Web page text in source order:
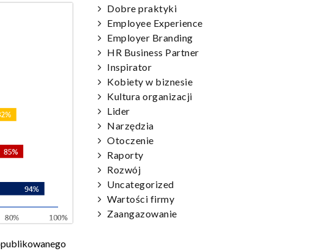
Dobre praktyki
Employee Experience
Employer Branding
HR Business Partner
Inspirator
Kobiety w biznesie
Kultura organizacji
Lider
Narzędzia
Otoczenie
Raporty
Rozwój
Uncategorized
Wartości firmy
Zaangazowanie